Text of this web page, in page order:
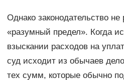
Однако законодательство не
«разумный предел». Когда
взыскании расходов на
суд исходит из обычаев
тех сумм, которые обычно